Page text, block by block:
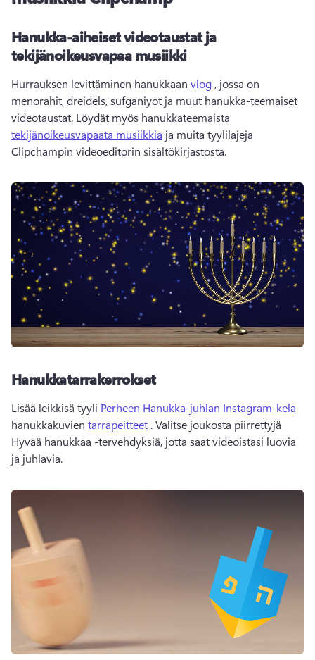
Hanukka-aiheiset videotaustat ja
tekijänoikeusvapaa musiikki
Hurrauksen levittäminen hanukkaan vlog , jossa on
menorahit, dreidels, sufganiyot ja muut hanukka-teemaiset
videotaustat. Löydät myös hanukkateemaista
tekijänoikeusvapaata musiikkia ja muita tyylilajeja
Clipchampin videoeditorin sisältökirjastosta.
Hanukkatarrakerrokset
Lisää leikkisä tyyli Perheen Hanukka-juhlan Instagram-kela
hanukkakuvien tarrapeitteet . Valitse joukosta piirrettyjä
Hyvää hanukkaa -tervehdyksiä, jotta saat videoistasi luovia
ja juhlavia.